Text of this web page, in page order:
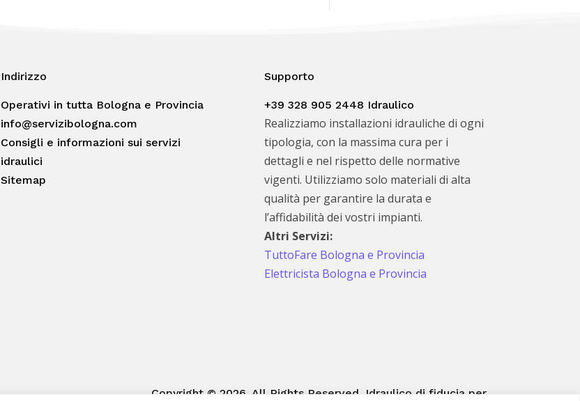
Indirizzo
Operativi in tutta Bologna e Provincia
info@servizibologna.com
Consigli e informazioni sui servizi
idraulici
Sitemap
Supporto
+39 328 905 2448 Idraulico
Realizziamo installazioni idrauliche di ogni
tipologia, con la massima cura per i
dettagli e nel rispetto delle normative
vigenti. Utilizziamo solo materiali di alta
qualità per garantire la durata e
l’affidabilità dei vostri impianti.
Altri Servizi:
TuttoFare Bologna e Provincia
Elettricista Bologna e Provincia
Copyright © 2026. All Rights Reserved. Idraulico di fiducia per